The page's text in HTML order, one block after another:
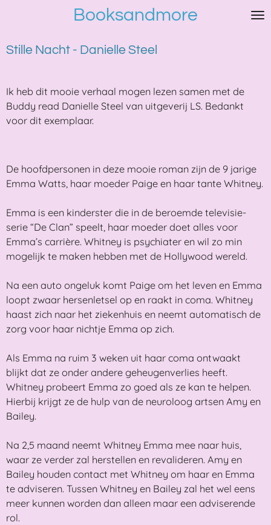
de
Booksandmore
Stille Nacht - Danielle Steel
Ik heb dit mooie verhaal mogen lezen samen met de
Buddy read Danielle Steel van uitgeverij LS. Bedankt
voor dit exemplaar.
De hoofdpersonen in deze mooie roman zijn de 9 jarige
Emma Watts, haar moeder Paige en haar tante Whitney.
Emma is een kinderster die in de beroemde televisie-
serie “De Clan” speelt, haar moeder doet alles voor
Emma’s carrière. Whitney is psychiater en wil zo min
mogelijk te maken hebben met de Hollywood wereld.
Na een auto ongeluk komt Paige om het leven en Emma
loopt zwaar hersenletsel op en raakt in coma. Whitney
haast zich naar het ziekenhuis en neemt automatisch de
zorg voor haar nichtje Emma op zich.
Als Emma na ruim 3 weken uit haar coma ontwaakt
blijkt dat ze onder andere geheugenverlies heeft.
Whitney probeert Emma zo goed als ze kan te helpen.
Hierbij krijgt ze de hulp van de neuroloog artsen Amy en
Bailey.
Na 2,5 maand neemt Whitney Emma mee naar huis,
waar ze verder zal herstellen en revalideren. Amy en
Bailey houden contact met Whitney om haar en Emma
te adviseren. Tussen Whitney en Bailey zal het wel eens
meer kunnen worden dan alleen maar een adviserende
rol.